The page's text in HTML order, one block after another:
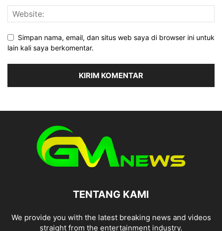
Simpan nama, email, dan situs web saya di browser ini untuk
lain kali saya berkomentar.
TENTANG KAMI
We provide you with the latest breaking news and videos
straight from the entertainment industry.